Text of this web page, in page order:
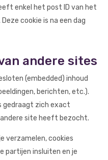
enkel het post ID van het
cookie is na een dag
andere sites
(embedded) inhoud
berichten, etc.).
gedraagt zich exact
site heeft bezocht.
verzamelen, cookies
partijen insluiten en je